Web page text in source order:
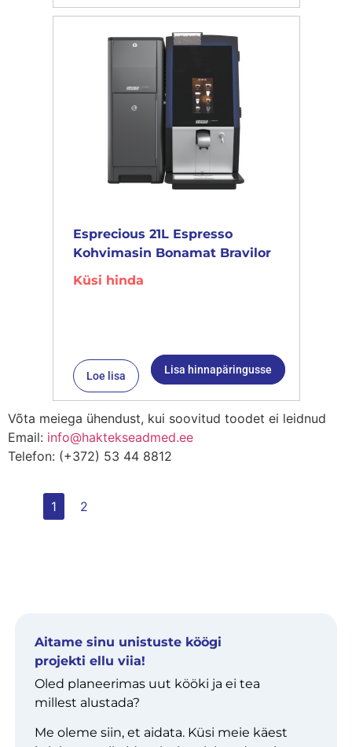
Esprecious 21L Espresso
Kohvimasin Bonamat Bravilor
Küsi hinda
Loe lisa Lisa hinnapäringusse
Võta meiega ühendust, kui soovitud toodet ei leidnud
Email: info@haktekseadmed.ee
Telefon: (+372) 53 44 8812
1 2
Aitame sinu unistuste köögi
projekti ellu viia!
Oled planeerimas uut kööki ja ei tea
millest alustada?
Me oleme siin, et aidata. Küsi meie käest